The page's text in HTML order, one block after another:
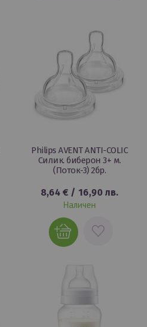
Philips AVENT ANTI-COLIC
Силик. биберон 3+ м.
(Поток-3) 2бр.
8,64 € / 16,90 лв.
Наличен
ДОБАВИ